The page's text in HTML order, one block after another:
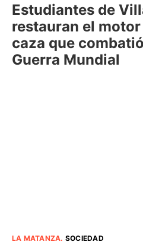
Estudiantes de
restauran el
caza que
Guerra Mundial
LA MATANZA. SOCIEDAD